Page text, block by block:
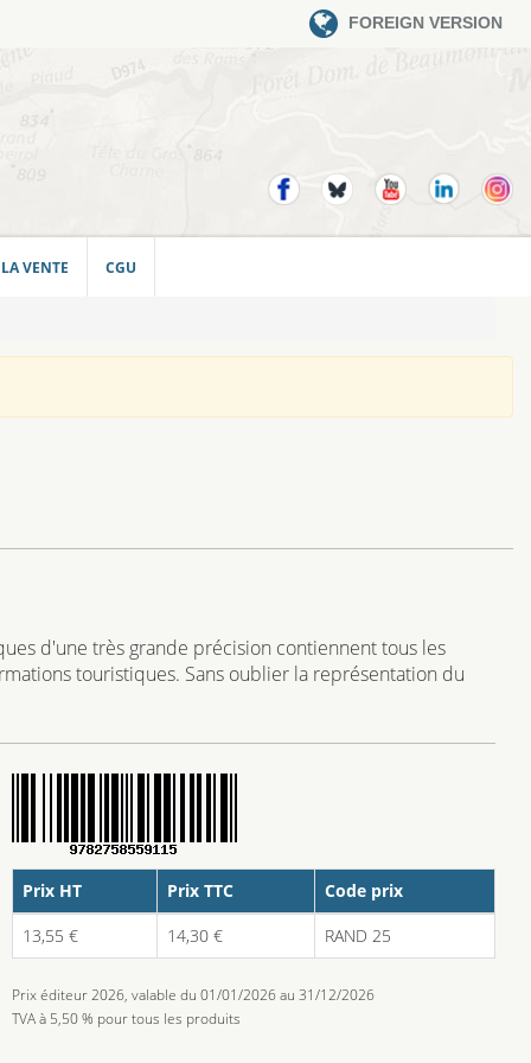
FOREIGN VERSION
VENTE CGU
d'une très grande précision contiennent tous les
touristiques. Sans oublier la représentation du
Prix HT Prix TTC
Code prix
13,55 €
14,30 € RAND 25
Prix éditeur 2026, valable du 01/01/2026 au 31/12/2026
TVA à 5,50 % pour tous les produits